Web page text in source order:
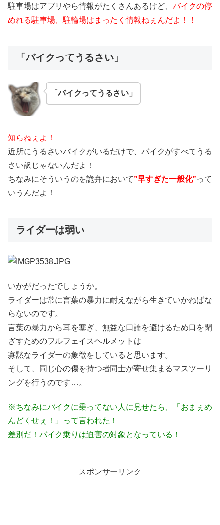
駐車場はアプリやら情報がたくさんあるけど、 バイクの停
めれる駐車場、駐輪場はまったく情報ねぇんだよ！！
「バイクってうるさい」
「バイクってうるさい」
知らねぇよ！
近所にうるさいバイクがいるだけで、バイクがすべてうる
さい訳じゃないんだよ！
ちなみにそういうのを詭弁において”早すぎた一般化”って
いうんだよ！
ライダーは弱い
いかがだったでしょうか。
ライダーは常に言葉の暴力に耐えながら生きていかねばな
らないのです。
言葉の暴力から耳を塞ぎ、無益な口論を避けるため口を閉
ざすためのフルフェイスヘルメットは
寡黙なライダーの象徴をしていると思います。
そして、同じ心の傷を持つ者同士が寄せ集まるマスツーリ
ングを行うのです…。
※ちなみにバイクに乗ってない人に見せたら、「おまぇめ
んどくせぇ！」って言われた！
差別だ！バイク乗りは迫害の対象となっている！
スポンサーリンク